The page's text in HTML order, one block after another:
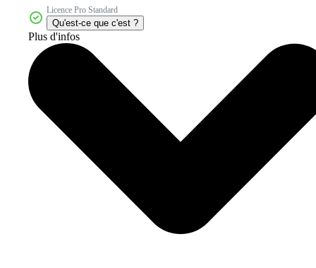
Licence Pro Standard
Qu'est-ce que c'est ?
Plus d'infos